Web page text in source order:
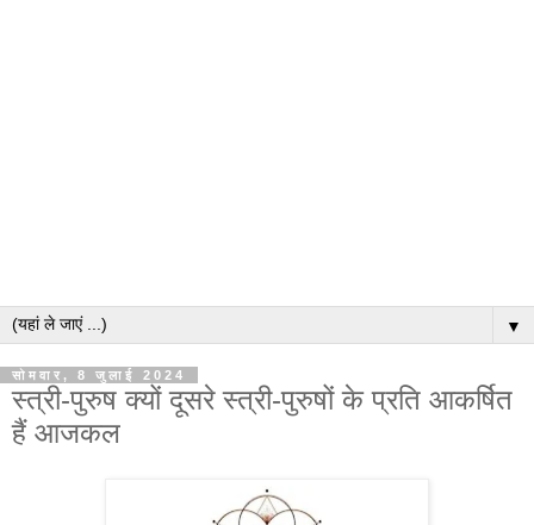
▼
सोमवार, 8 जुलाई 2024
स्त्री-पुरुष क्यों दूसरे स्त्री-पुरुषों के प्रति आकर्षित
हैं आजकल